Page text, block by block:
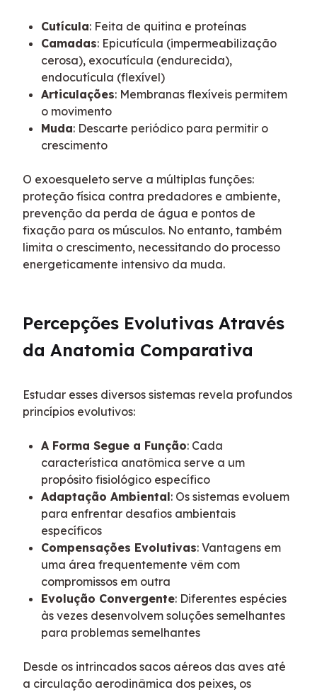
Cutícula: Feita de quitina e proteínas
Camadas: Epicutícula (impermeabilização
cerosa), exocutícula (endurecida),
endocutícula (flexível)
Articulações: Membranas flexíveis permitem
o movimento
Muda: Descarte periódico para permitir o
crescimento
O exoesqueleto serve a múltiplas funções:
proteção física contra predadores e ambiente,
prevenção da perda de água e pontos de
fixação para os músculos. No entanto, também
limita o crescimento, necessitando do processo
energeticamente intensivo da muda.
Percepções Evolutivas Através
da Anatomia Comparativa
Estudar esses diversos sistemas revela profundos
princípios evolutivos:
A Forma Segue a Função: Cada
característica anatômica serve a um
propósito fisiológico específico
Adaptação Ambiental: Os sistemas evoluem
para enfrentar desafios ambientais
específicos
Compensações Evolutivas: Vantagens em
uma área frequentemente vêm com
compromissos em outra
Evolução Convergente: Diferentes espécies
às vezes desenvolvem soluções semelhantes
para problemas semelhantes
Desde os intrincados sacos aéreos das aves até
a circulação aerodinâmica dos peixes, os